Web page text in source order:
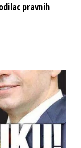
pravnih